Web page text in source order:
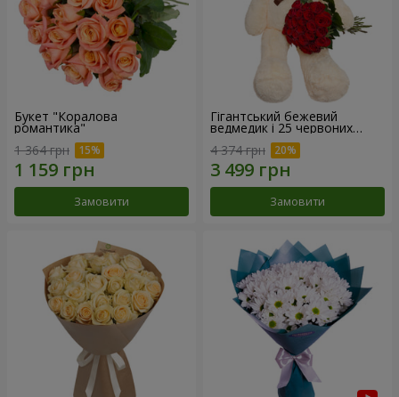
Букет "Коралова
романтика"
1 364 грн
Замовити
Гігантський бежевий
ведмедик і 25 червоних
троянд
4 374 грн
Замовити